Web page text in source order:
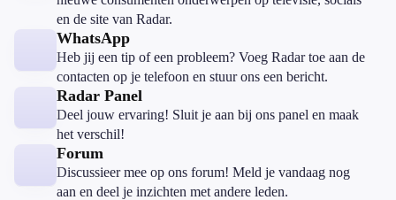
en de site van Radar.
WhatsApp
Heb jij een tip of een probleem? Voeg Radar toe aan de
contacten op je telefoon en stuur ons een bericht.
Radar Panel
Deel jouw ervaring! Sluit je aan bij ons panel en maak
het verschil!
Forum
Discussieer mee op ons forum! Meld je vandaag nog
aan en deel je inzichten met andere leden.